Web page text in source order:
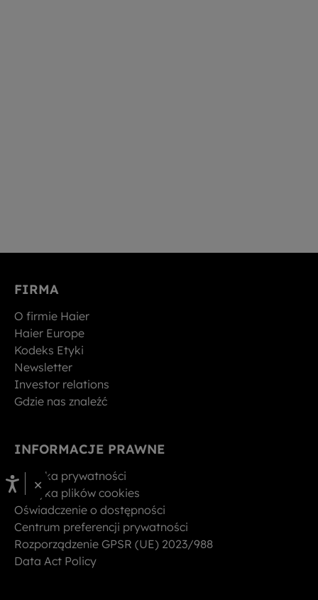
FIRMA
O firmie Haier
Haier Europe
Kodeks Etyki
Newsletter
Investor relations
Gdzie nas znaleźć
INFORMACJE PRAWNE
Polityka prywatności
Polityka plików cookies
Oświadczenie o dostępności
Centrum preferencji prywatności
Rozporządzenie GPSR (UE) 2023/988
Data Act Policy
×